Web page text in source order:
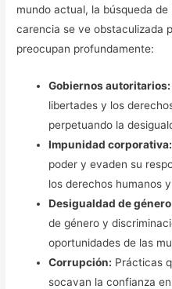
mundo actual, la búsqueda
carencia se ve obstaculizada
preocupan profundamente:
Gobiernos autoritarios:
libertades y los
perpetuando la
Impunidad corporativa:
poder y evaden su
los derechos humanos
Desigualdad de
de género y
oportunidades de las
Corrupción: Prácticas
socavan la confianza